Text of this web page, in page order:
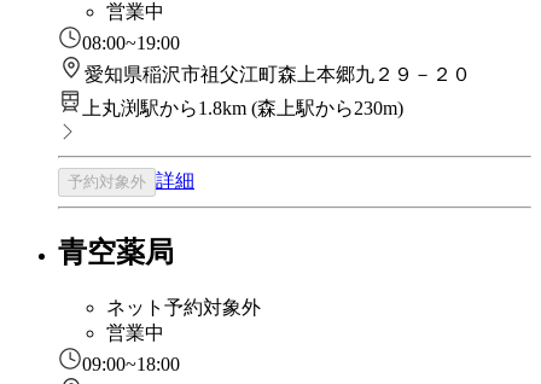
営業中
08:00~19:00
愛知県稲沢市祖父江町森上本郷九２９－２０
上丸渕駅から1.8km (森上駅から230m)
予約対象外 詳細
青空薬局
ネット予約対象外
営業中
09:00~18:00